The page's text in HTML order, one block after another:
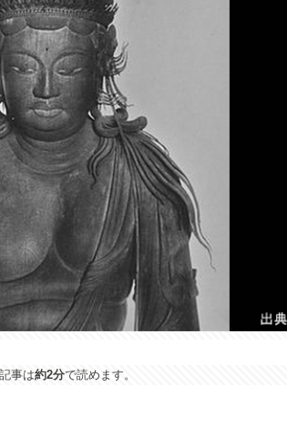
事は約2分で読めます。